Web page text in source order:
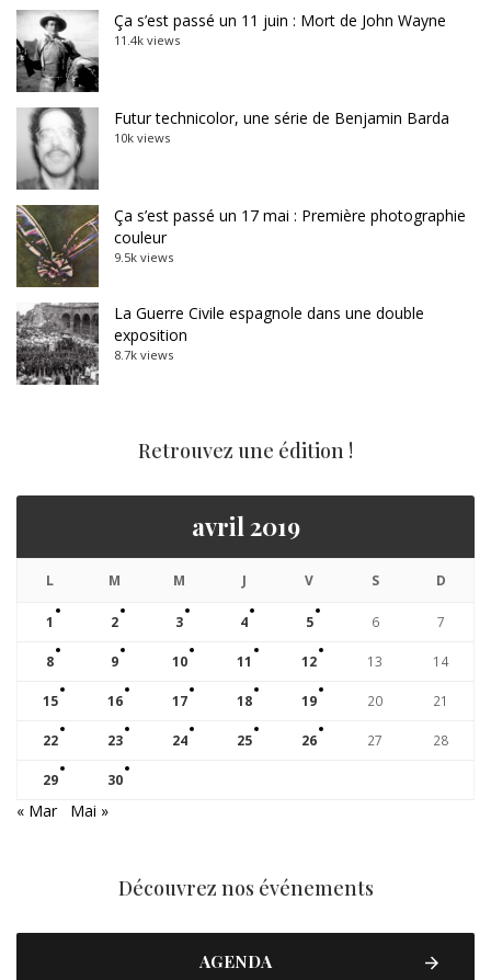
Ça s’est passé un 11 juin : Mort de John Wayne
11.4k views
Futur technicolor, une série de Benjamin Barda
10k views
Ça s’est passé un 17 mai : Première photographie
couleur
9.5k views
La Guerre Civile espagnole dans une double
exposition
8.7k views
Retrouvez une édition !
avril 2019
L M M J V S D
1 2 3 4 5 6 7
8 9 10 11 12 13 14
15 16 17 18 19 20 21
22 23 24 25 26 27 28
29 30
« Mar Mai »
Découvrez nos événements
AGENDA